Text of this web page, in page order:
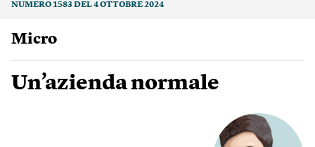
NUMERO 1583 DEL 4 OTTOBRE 2024
Micro
Un’azienda normale